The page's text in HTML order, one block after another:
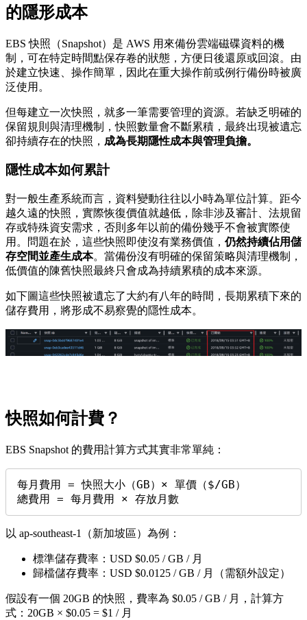
的隱形成本
EBS 快照（Snapshot）是 AWS 用來備份雲端磁碟資料的機
制，可在特定時間點保存卷的狀態，方便日後還原或回滾。由
於建立快速、操作簡單，因此在重大操作前或例行備份時被廣
泛使用。
但每建立一次快照，就多一筆需要管理的資源。若缺乏明確的
保留規則與清理機制，快照數量會不斷累積，最終出現被遺忘
卻持續存在的快照， 成為長期隱性成本與管理負擔。
隱性成本如何累計
對一般生產系統而言，資料變動往往以小時為單位計算。距今
越久遠的快照，實際恢復價值就越低，除非涉及審計、法規留
存或特殊資安需求，否則多年以前的備份幾乎不會被實際使
用。問題在於，這些快照即使沒有業務價值， 仍然持續佔用儲
存空間並產生成本。當備份沒有明確的保留策略與清理機制，
低價值的陳舊快照最終只會成為持續累積的成本來源。
如下圖這些快照被遺忘了大約有八年的時間，長期累積下來的
儲存費用，將形成不易察覺的隱性成本。
快照如何計費？
EBS Snapshot 的費用計算方式其實非常單純：
每月費用 = 快照大小（GB）× 單價（$/GB）
總費用 = 每月費用 × 存放月數
以 ap-southeast-1（新加坡區）為例：
標準儲存費率：USD $0.05 / GB / 月
歸檔儲存費率：USD $0.0125 / GB / 月（需額外設定）
假設有一個 20GB 的快照，費率為 $0.05 / GB / 月，計算方
式：20GB × $0.05 = $1 / 月